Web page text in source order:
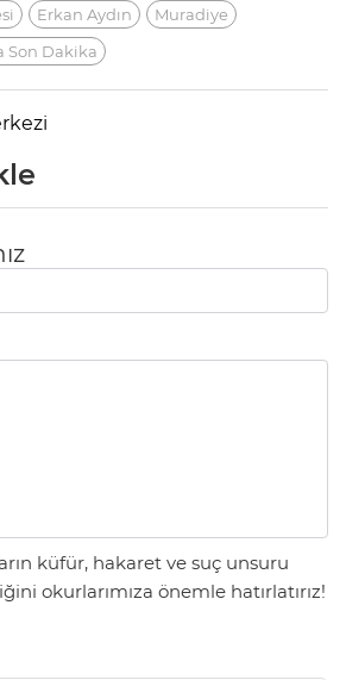
Erkan Aydın
Muradiye
Son Dakika
küfür, hakaret ve suç unsuru
okurlarımıza önemle hatırlatırız!